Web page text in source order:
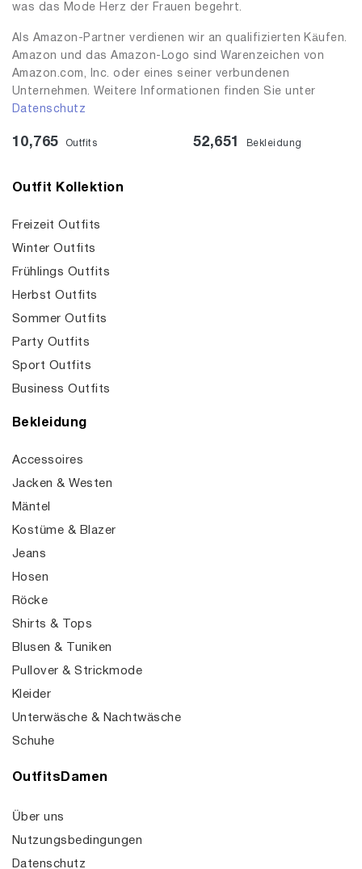
was das Mode Herz der Frauen begehrt.
Als Amazon-Partner verdienen wir an qualifizierten Käufen.
Amazon und das Amazon-Logo sind Warenzeichen von
Amazon.com, Inc. oder eines seiner verbundenen
Unternehmen. Weitere Informationen finden Sie unter
Datenschutz
10,765 Outfits 52,651 Bekleidung
Outfit Kollektion
Freizeit Outfits
Winter Outfits
Frühlings Outfits
Herbst Outfits
Sommer Outfits
Party Outfits
Sport Outfits
Business Outfits
Bekleidung
Accessoires
Jacken & Westen
Mäntel
Kostüme & Blazer
Jeans
Hosen
Röcke
Shirts & Tops
Blusen & Tuniken
Pullover & Strickmode
Kleider
Unterwäsche & Nachtwäsche
Schuhe
OutfitsDamen
Über uns
Nutzungsbedingungen
Datenschutz